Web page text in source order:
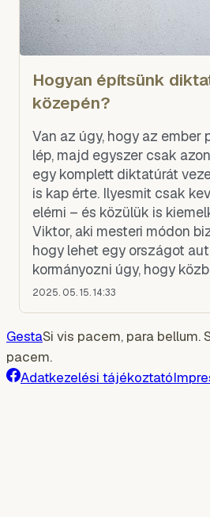
Hogyan építsünk
közepén?
Van az úgy, hogy az ember
lép, majd egyszer csak
egy komplett diktatúrát
is kap érte. Ilyesmit csak
elérni – és közülük is
Viktor, aki mesteri módon
hogy lehet egy országot
kormányozni úgy, hogy
demokráciának hívják.
2025. 05. 15. 14:33
GestaSi vis pacem, para bellum.
pacem.
Adatkezelési tájékoztató